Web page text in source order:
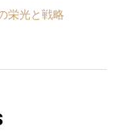
栄光と戦略